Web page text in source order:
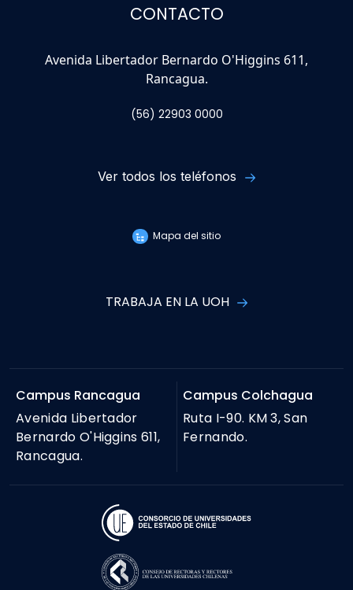
CONTACTO
Avenida Libertador Bernardo O'Higgins 611,
Rancagua.
(56) 22903 0000
Ver todos los teléfonos
Mapa del sitio
TRABAJA EN LA UOH
Campus Rancagua
Avenida Libertador
Bernardo O'Higgins 611,
Rancagua.
Campus Colchagua
Ruta I-90. KM 3, San
Fernando.